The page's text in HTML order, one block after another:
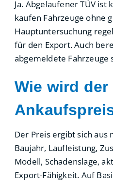
Ja. Abgelaufener TÜV ist
kaufen Fahrzeuge ohne
Hauptuntersuchung
für den Export. Auch
abgemeldete Fahrzeuge
Wie wird der
Der Preis ergibt sich
Baujahr, Laufleistung,
Modell, Schadenslage,
Export-Fähigkeit. Auf